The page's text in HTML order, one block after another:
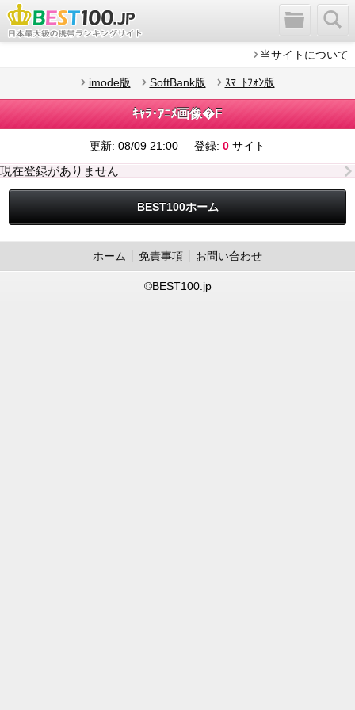
当サイトについて
imode版 SoftBank版 ｽﾏｰﾄﾌｫﾝ版
ｷｬﾗ･ｱﾆﾒ画像�F
更新: 08/09 21:00 登録: 0 サイト
現在登録がありません
BEST100ホーム
ホーム 免責事項 お問い合わせ
©BEST100.jp